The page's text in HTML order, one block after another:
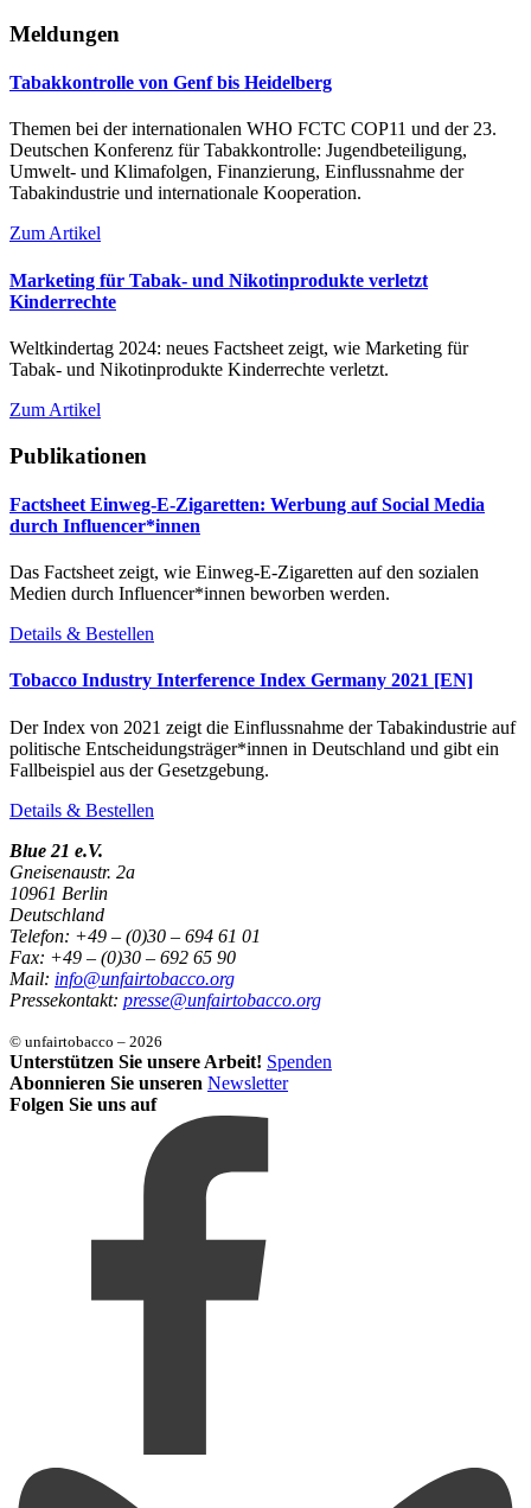
Meldungen
Tabakkontrolle von Genf bis Heidelberg
Themen bei der internationalen WHO FCTC COP11 und der 23.
Deutschen Konferenz für Tabakkontrolle: Jugendbeteiligung,
Umwelt- und Klimafolgen, Finanzierung, Einflussnahme der
Tabakindustrie und internationale Kooperation.
Zum Artikel
Marketing für Tabak- und Nikotinprodukte verletzt
Kinderrechte
Weltkindertag 2024: neues Factsheet zeigt, wie Marketing für
Tabak- und Nikotinprodukte Kinderrechte verletzt.
Zum Artikel
Publikationen
Factsheet Einweg-E-Zigaretten: Werbung auf Social Media
durch Influencer*innen
Das Factsheet zeigt, wie Einweg-E-Zigaretten auf den sozialen
Medien durch Influencer*innen beworben werden.
Details & Bestellen
Tobacco Industry Interference Index Germany 2021 [EN]
Der Index von 2021 zeigt die Einflussnahme der Tabakindustrie auf
politische Entscheidungsträger*innen in Deutschland und gibt ein
Fallbeispiel aus der Gesetzgebung.
Details & Bestellen
Blue 21 e.V.
Gneisenaustr. 2a
10961 Berlin
Deutschland
Telefon: +49 – (0)30 – 694 61 01
Fax: +49 – (0)30 – 692 65 90
Mail: info@unfairtobacco.org
Pressekontakt: presse@unfairtobacco.org
© unfairtobacco – 2026
Unterstützen Sie unsere Arbeit! Spenden
Abonnieren Sie unseren Newsletter
Folgen Sie uns auf